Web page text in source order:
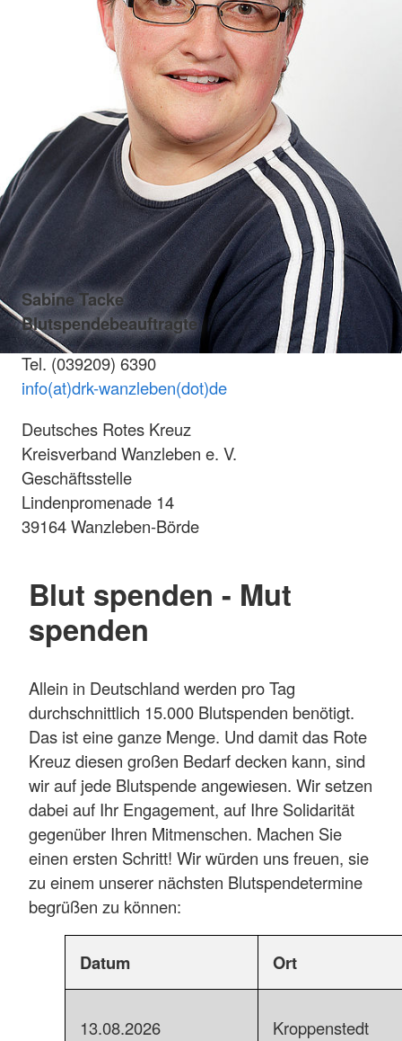
Sabine Tacke
Blutspendebeauftragte
Tel. (039209) 6390
info(at)drk-wanzleben(dot)de
Deutsches Rotes Kreuz
Kreisverband Wanzleben e. V.
Geschäftsstelle
Lindenpromenade 14
39164 Wanzleben-Börde
Blut spenden - Mut
spenden
Allein in Deutschland werden pro Tag
durchschnittlich 15.000 Blutspenden benötigt.
Das ist eine ganze Menge. Und damit das Rote
Kreuz diesen großen Bedarf decken kann, sind
wir auf jede Blutspende angewiesen. Wir setzen
dabei auf Ihr Engagement, auf Ihre Solidarität
gegenüber Ihren Mitmenschen. Machen Sie
einen ersten Schritt! Wir würden uns freuen, sie
zu einem unserer nächsten Blutspendetermine
begrüßen zu können:
Datum Ort
13.08.2026 Kroppenstedt